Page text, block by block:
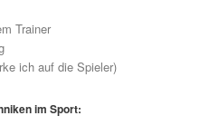
Trainer
ich auf die Spieler)
im Sport: